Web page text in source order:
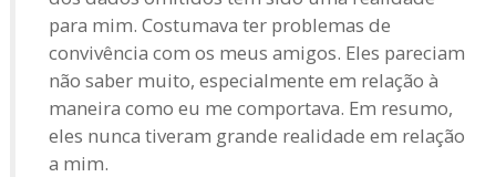
para mim. Costumava ter problemas de
convivência com os meus amigos. Eles pareciam
não saber muito, especialmente em relação à
maneira como eu me comportava. Em resumo,
eles nunca tiveram grande realidade em relação
a mim.